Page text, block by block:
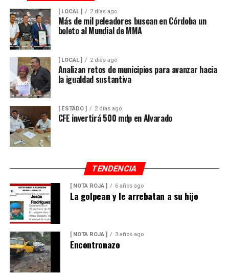
[ LOCAL ] 2 días ago
Más de mil peleadores buscan en Córdoba un
boleto al Mundial de MMA
[ LOCAL ] 2 días ago
Analizan retos de municipios para avanzar hacia
la igualdad sustantiva
[ ESTADO ] 2 días ago
CFE invertirá 500 mdp en Alvarado
TENDENCIA
[ NOTA ROJA ] 6 años ago
La golpean y le arrebatan a su hijo
[ NOTA ROJA ] 3 años ago
Encontronazo